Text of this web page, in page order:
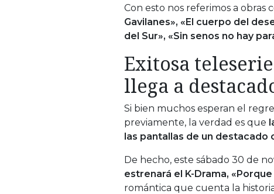
Con esto nos referimos a obras
Gavilanes», «El cuerpo del
del Sur», «Sin senos no hay
Exitosa
llega a
Si bien muchos esperan el
previamente, la verdad es que
las pantallas de un destacado
De hecho, este sábado 30 de
estrenará el K-Drama,
romántica que cuenta la